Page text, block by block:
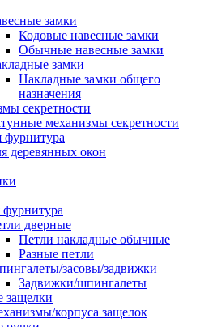
замки
Кодовые навесные замки
Обычные навесные замки
замки
Накладные замки общего
назначения
секретности
механизмы секретности
фурнитура
деревянных окон
фурнитура
дверные
Петли накладные обычные
Разные петли
засовы/задвижки
Задвижки/шпингалеты
защелки
корпуса защелок